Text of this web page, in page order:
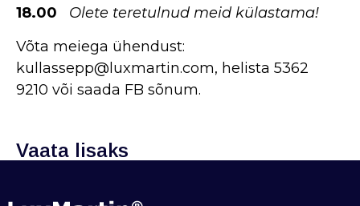
18.00
Olete teretulnud meid külastama!
Võta meiega ühendust:
kullassepp@luxmartin.com, helista 5362
9210 või saada FB sõnum.
Vaata lisaks